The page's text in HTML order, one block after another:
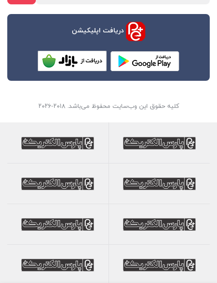
دریافت اپلیکیشن
کلیه حقوق این وب‌سایت محفوظ می‌باشد. ۲۰۱۸-۲۰۲۶